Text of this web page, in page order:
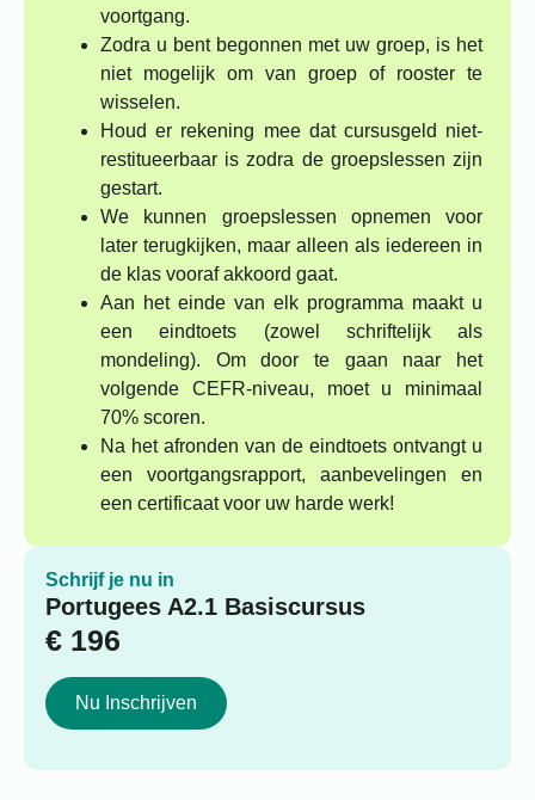
voortgang.
Zodra u bent begonnen met uw groep, is het
niet mogelijk om van groep of rooster te
wisselen.
Houd er rekening mee dat cursusgeld niet-
restitueerbaar is zodra de groepslessen zijn
gestart.
We kunnen groepslessen opnemen voor
later terugkijken, maar alleen als iedereen in
de klas vooraf akkoord gaat.
Aan het einde van elk programma maakt u
een eindtoets (zowel schriftelijk als
mondeling). Om door te gaan naar het
volgende CEFR-niveau, moet u minimaal
70% scoren.
Na het afronden van de eindtoets ontvangt u
een voortgangsrapport, aanbevelingen en
een certificaat voor uw harde werk!
Schrijf je nu in
Portugees A2.1 Basiscursus
€ 196
Nu Inschrijven